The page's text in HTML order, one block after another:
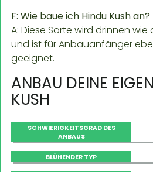
F: Wie baue ich Hindu Kush an?
A: Diese Sorte wird drinnen
und ist für Anbauanfänger
geeignet.
ANBAU DEINE
KUSH
SCHWIERIGKEITSGRAD DES
ANBAUS
BLÜHENDER TYP